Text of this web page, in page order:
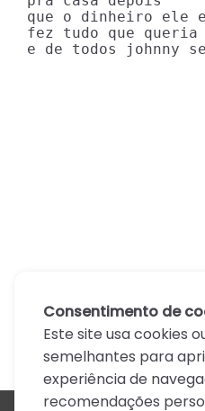
que o dinheiro ele
fez tudo que queria
e de todos johnny
Consentimento de
Este site usa cookies
semelhantes para
experiência de
recomendações